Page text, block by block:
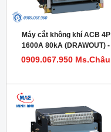
Máy cắt không khí ACB 4P
1600A 80kA (DRAWOUT) -
Model HDW620164DHVV56M
0909.067.950 Ms.Châu